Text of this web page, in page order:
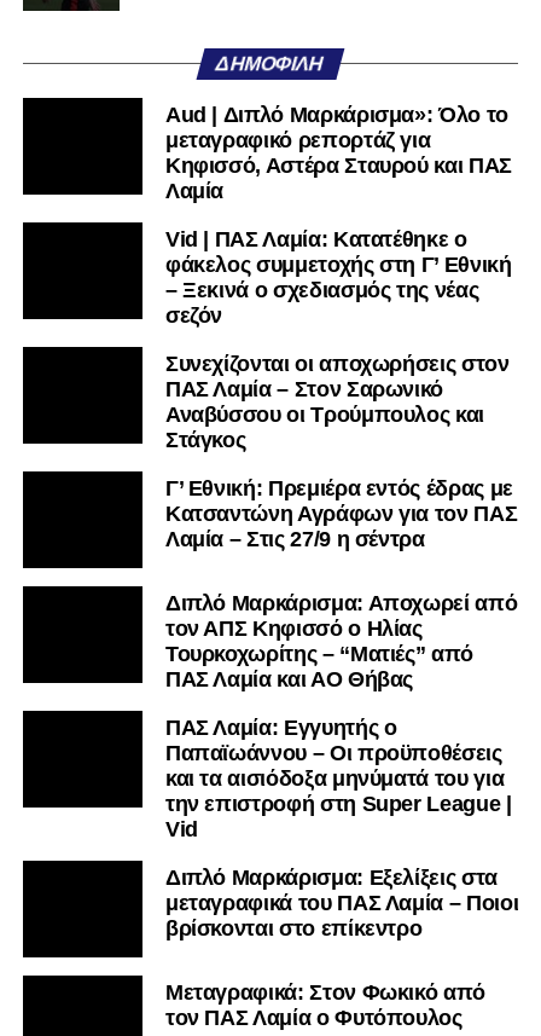
ΔΗΜΟΦΙΛΉ
Aud | Διπλό Μαρκάρισμα»: Όλο το
μεταγραφικό ρεπορτάζ για
Κηφισσό, Αστέρα Σταυρού και ΠΑΣ
Λαμία
Vid | ΠΑΣ Λαμία: Κατατέθηκε ο
φάκελος συμμετοχής στη Γ’ Εθνική
– Ξεκινά ο σχεδιασμός της νέας
σεζόν
Συνεχίζονται οι αποχωρήσεις στον
ΠΑΣ Λαμία – Στον Σαρωνικό
Αναβύσσου οι Τρούμπουλος και
Στάγκος
Γ’ Εθνική: Πρεμιέρα εντός έδρας με
Κατσαντώνη Αγράφων για τον ΠΑΣ
Λαμία – Στις 27/9 η σέντρα
Διπλό Μαρκάρισμα: Αποχωρεί από
τον ΑΠΣ Κηφισσό ο Ηλίας
Τουρκοχωρίτης – “Ματιές” από
ΠΑΣ Λαμία και ΑΟ Θήβας
ΠΑΣ Λαμία: Εγγυητής ο
Παπαϊωάννου – Οι προϋποθέσεις
και τα αισιόδοξα μηνύματά του για
την επιστροφή στη Super League |
Vid
Διπλό Μαρκάρισμα: Εξελίξεις στα
μεταγραφικά του ΠΑΣ Λαμία – Ποιοι
βρίσκονται στο επίκεντρο
Μεταγραφικά: Στον Φωκικό από
τον ΠΑΣ Λαμία ο Φυτόπουλος